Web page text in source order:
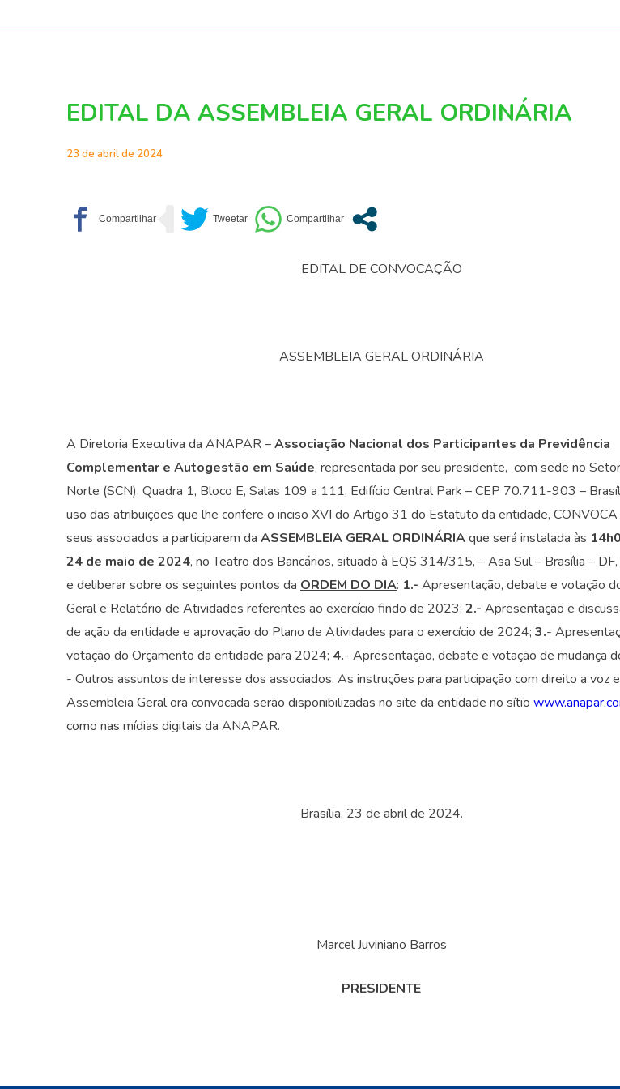
EDITAL DA ASSEMBLEIA GERAL ORDINÁRIA
23 de abril de 2024
EDITAL DE CONVOCAÇÃO
ASSEMBLEIA GERAL ORDINÁRIA
A Diretoria Executiva da ANAPAR –Associação Nacional dos Participantes da Previdência
Complementar e Autogestão em Saúde, representada por seu presidente, com sede no
Norte (SCN), Quadra 1, Bloco E, Salas 109 a 111, Edifício Central Park – CEP 70.711-903 –
uso das atribuições que lhe confere o inciso XVI do Artigo 31 do Estatuto da entidade,
seus associados a participarem da ASSEMBLEIA GERAL ORDINÁRIAque será instalada às
24 de maio de 2024, no Teatro dos Bancários, situado à EQS 314/315, – Asa Sul – Brasília –
e deliberar sobre os seguintes pontos da ORDEM DO DIA: 1.- Apresentação, debate e votação
Geral e Relatório de Atividades referentes ao exercício findo de 2023; 2.- Apresentação e
de ação da entidade e aprovação do Plano de Atividades para o exercício de 2024; 3.-
votação do Orçamento da entidade para 2024; 4.- Apresentação, debate e votação de mudança
- Outros assuntos de interesse dos associados. As instruções para participação com direito a voz
Assembleia Geral ora convocada serão disponibilizadas no site da entidade no sítio
como nas mídias digitais da ANAPAR.
Brasília, 23 de abril de 2024.
Marcel Juviniano Barros
PRESIDENTE